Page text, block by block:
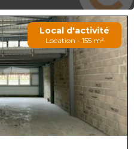
Local d'activité
Location - 155 m²